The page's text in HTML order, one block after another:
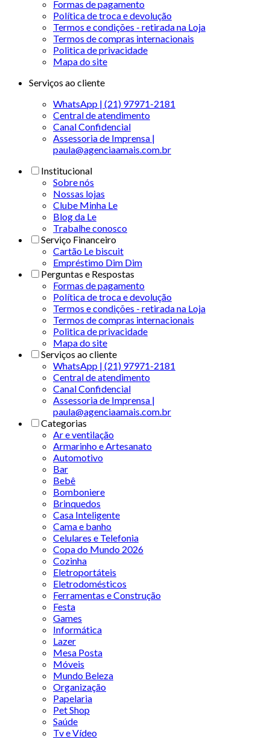
Formas de pagamento
Política de troca e devolução
Termos e condições - retirada na Loja
Termos de compras internacionais
Politica de privacidade
Mapa do site
Serviços ao cliente
WhatsApp | (21) 97971-2181
Central de atendimento
Canal Confidencial
Assessoria de Imprensa |
paula@agenciaamais.com.br
Institucional
Sobre nós
Nossas lojas
Clube Minha Le
Blog da Le
Trabalhe conosco
Serviço Financeiro
Cartão Le biscuit
Empréstimo Dim Dim
Perguntas e Respostas
Formas de pagamento
Política de troca e devolução
Termos e condições - retirada na Loja
Termos de compras internacionais
Politica de privacidade
Mapa do site
Serviços ao cliente
WhatsApp | (21) 97971-2181
Central de atendimento
Canal Confidencial
Assessoria de Imprensa |
paula@agenciaamais.com.br
Categorias
Ar e ventilação
Armarinho e Artesanato
Automotivo
Bar
Bebê
Bomboniere
Brinquedos
Casa Inteligente
Cama e banho
Celulares e Telefonia
Copa do Mundo 2026
Cozinha
Eletroportáteis
Eletrodomésticos
Ferramentas e Construção
Festa
Games
Informática
Lazer
Mesa Posta
Móveis
Mundo Beleza
Organização
Papelaria
Pet Shop
Saúde
Tv e Vídeo